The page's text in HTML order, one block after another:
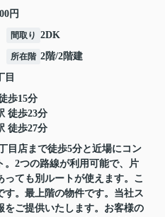
円
間取り 2DK
所在階 2階/2階建
目
歩15分
徒歩23分
徒歩27分
目店まで徒歩5分と近場にコン
。2つの路線が利用可能で、片
っても別ルートが使えます。こ
す。最上階の物件です。当社ス
をご提供いたします。お客様の